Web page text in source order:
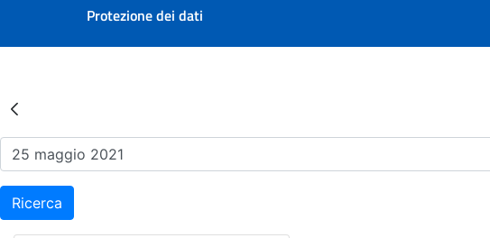
Protezione dei dati
Risultati della Ricerca - Eventi
Ricerca